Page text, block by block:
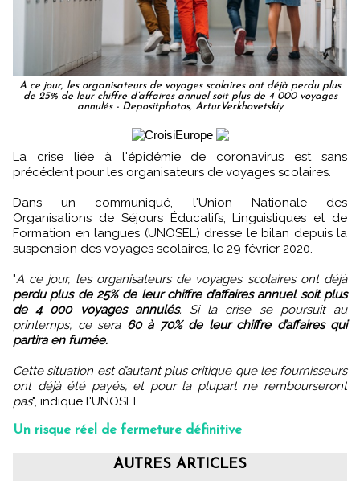
A ce jour, les organisateurs de voyages scolaires ont déjà perdu plus
de 25% de leur chiffre d’affaires annuel soit plus de 4 000 voyages
annulés - Depositphotos, ArturVerkhovetskiy
La crise liée à l'épidémie de coronavirus est sans
précédent pour les organisateurs de voyages scolaires.
Dans un communiqué, l'Union Nationale des
Organisations de Séjours Éducatifs, Linguistiques et de
Formation en langues (UNOSEL) dresse le bilan depuis la
suspension des voyages scolaires, le 29 février 2020.
"A ce jour, les organisateurs de voyages scolaires ont déjà
perdu plus de 25% de leur chiffre d’affaires annuel soit plus
de 4 000 voyages annulés. Si la crise se poursuit au
printemps, ce sera 60 à 70% de leur chiffre d’affaires qui
partira en fumée.
Cette situation est d’autant plus critique que les fournisseurs
ont déjà été payés, et pour la plupart ne rembourseront
pas", indique l'UNOSEL.
Un risque réel de fermeture définitive
AUTRES ARTICLES